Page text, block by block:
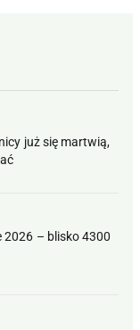
już się martwią,
2026 – blisko 4300